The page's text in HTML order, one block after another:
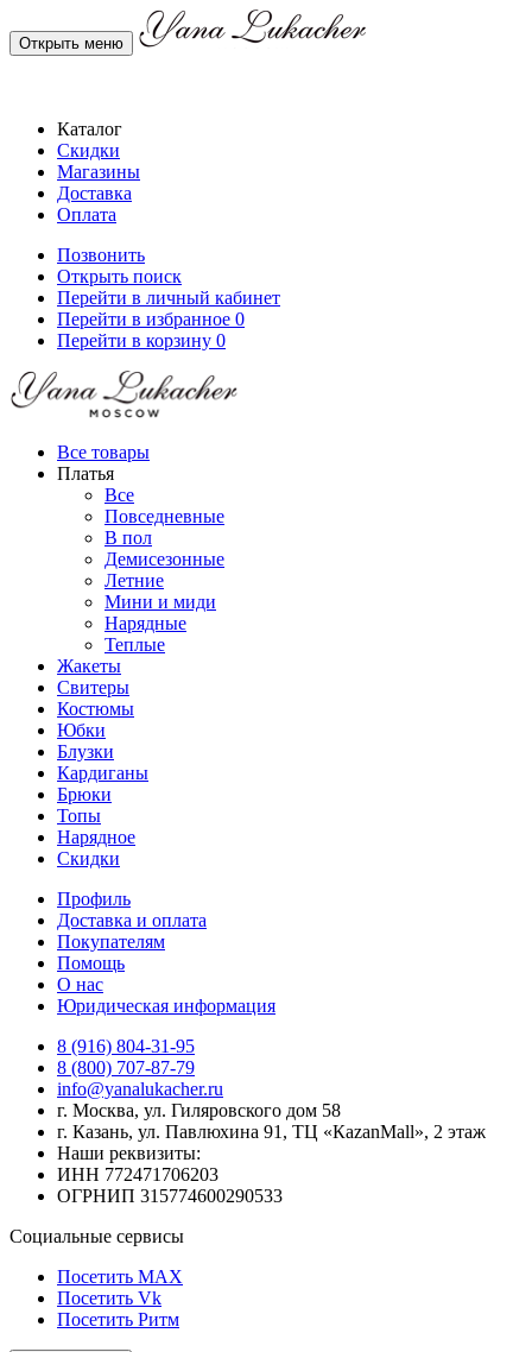
Открыть меню
Каталог
Скидки
Магазины
Доставка
Оплата
Позвонить
Открыть поиск
Перейти в личный кабинет
Перейти в избранное 0
Перейти в корзину 0
Все товары
Платья
Все
Повседневные
В пол
Демисезонные
Летние
Мини и миди
Нарядные
Теплые
Жакеты
Свитеры
Костюмы
Юбки
Блузки
Кардиганы
Брюки
Топы
Нарядное
Скидки
Профиль
Доставка и оплата
Покупателям
Помощь
О нас
Юридическая информация
8 (916) 804-31-95
8 (800) 707-87-79
info@yanalukacher.ru
г. Москва, ул. Гиляровского дом 58
г. Казань, ул. Павлюхина 91, ТЦ «КazanMall», 2 этаж
Наши реквизиты:
ИНН 772471706203
ОГРНИП 315774600290533
Социальные сервисы
Посетить MAX
Посетить Vk
Посетить Ритм